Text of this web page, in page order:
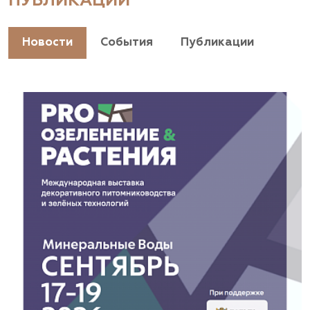
+7(928) 044-45-94
Владимирская область, Киржачский район, пос.
Знаменское
(929) 992-7100
Московская область, Каширский р-н, дер.
Барабаново
(929) 992-7100
Новости События Публикации